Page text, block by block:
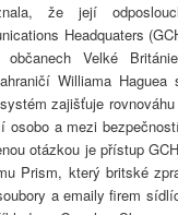
že její
Headquaters
Velké
Williama Haguea
zajišťuje
osobo a mezi
otázkou je přístup
Prism, který britské
a emaily firem